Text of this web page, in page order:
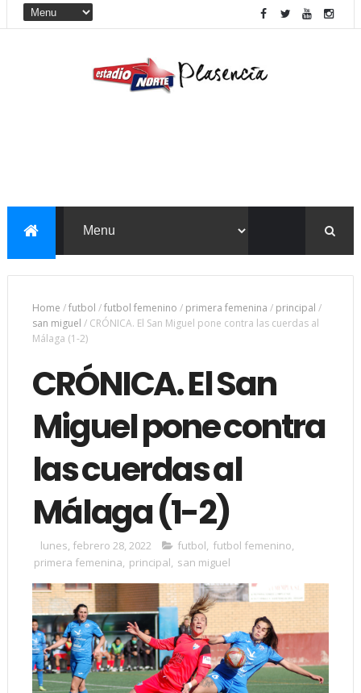
Home /futbol /futbol femenino / primera femenina / principal /
san miguel / CRÓNICA. El San Miguel pone contra las cuerdas al
Málaga (1-2)
CRÓNICA. El San
Miguel pone contra
las cuerdas al
Málaga (1-2)
lunes, febrero 28, 2022 futbol, futbol femenino,
primera femenina, principal, san miguel